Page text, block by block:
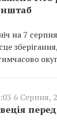
на 7
6 Серпня,